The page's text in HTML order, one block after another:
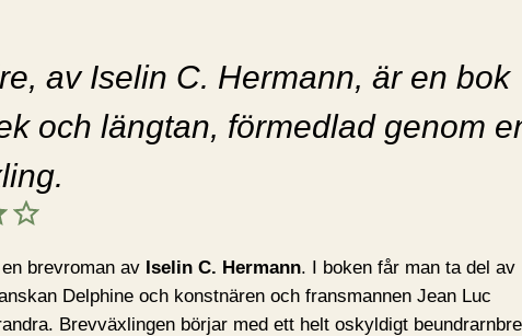
av Iselin C. Hermann, är en bok
och längtan, förmedlad genom
Betyg: 4 av 5.
brevroman av Iselin C. Hermann. I boken får man ta del av
Delphine och konstnären och fransmannen Jean Luc
Brevväxlingen börjar med ett helt oskyldigt